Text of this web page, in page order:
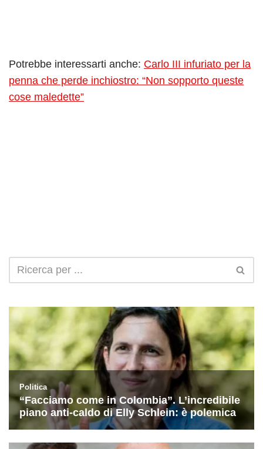
Potrebbe interessarti anche: Carlo III infuriato per la
penna che perde inchiostro: “Non sopporto queste
cose maledette”